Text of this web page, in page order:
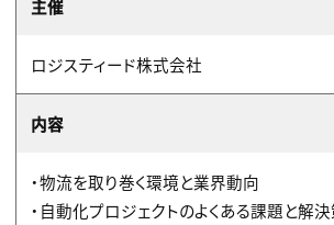
主催
ロジスティード株式会社
内容
・物流を取り巻く環境と業界動向
・自動化プロジェクトのよくある課題と解